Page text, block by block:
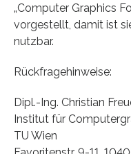
„Computer Graphics
vorgestellt, damit ist
nutzbar.
Rückfragehinweise:
Dipl.-Ing. Christian
Institut für
TU Wien